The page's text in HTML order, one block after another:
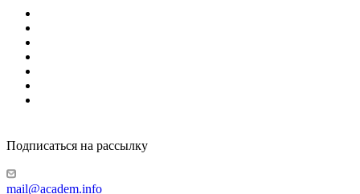
Подписаться на рассылку
mail@academ.info